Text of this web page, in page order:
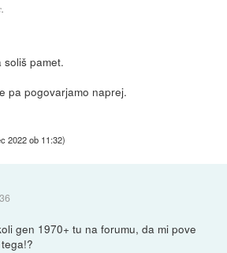
soliš pamet.
pa pogovarjamo naprej.
2022 ob 11:32)
gen 1970+ tu na forumu, da mi pove